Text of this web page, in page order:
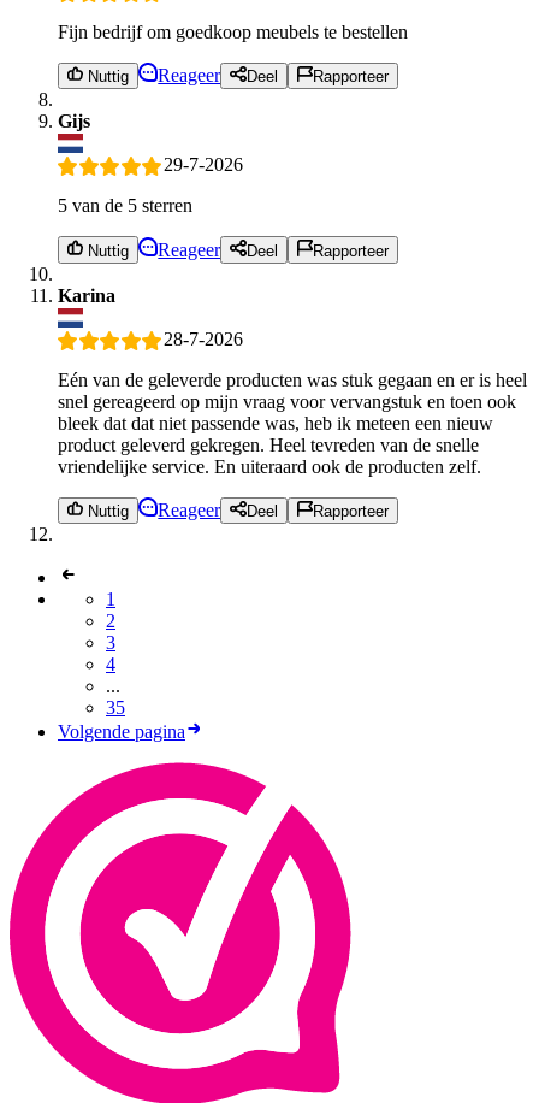
Fijn bedrijf om goedkoop meubels te bestellen
Nuttig Reageer Deel Rapporteer
Gijs
29-7-2026
5 van de 5 sterren
Nuttig Reageer Deel Rapporteer
Karina
28-7-2026
Eén van de geleverde producten was stuk gegaan en er is heel
snel gereageerd op mijn vraag voor vervangstuk en toen ook
bleek dat dat niet passende was, heb ik meteen een nieuw
product geleverd gekregen. Heel tevreden van de snelle
vriendelijke service. En uiteraard ook de producten zelf.
Nuttig Reageer Deel Rapporteer
1
2
3
4
...
35
Volgende pagina